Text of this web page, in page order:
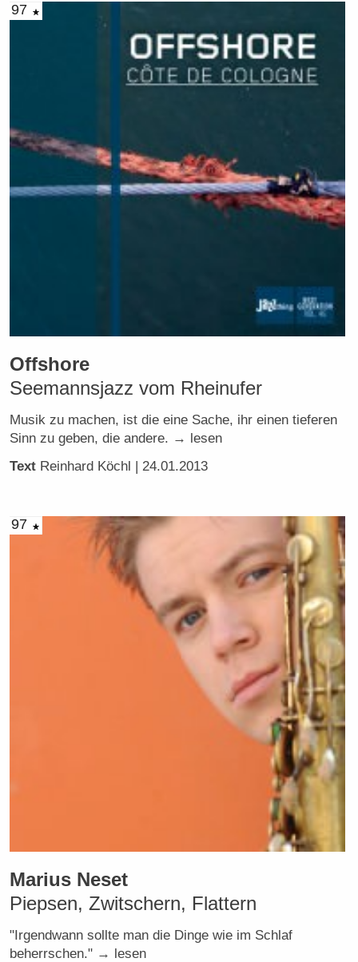
97
Offshore
Seemannsjazz vom Rheinufer
Musik zu machen, ist die eine Sache, ihr einen tieferen
Sinn zu geben, die andere. → lesen
Text Reinhard Köchl | 24.01.2013
97
Marius Neset
Piepsen, Zwitschern, Flattern
"Irgendwann sollte man die Dinge wie im Schlaf
beherrschen." → lesen